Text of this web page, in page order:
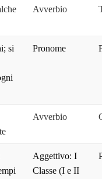
Avverbio
si
Pronome
Avverbio
Aggettivo: I
Classe (I e II